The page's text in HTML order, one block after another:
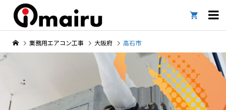

業務用エアコン工事 大阪府 高石市